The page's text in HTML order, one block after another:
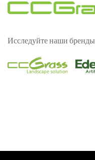
Исследуйте наши бренды